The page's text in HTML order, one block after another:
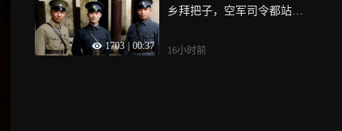
1703 00:37
乡拜把子，空军司令都站后
16小时前